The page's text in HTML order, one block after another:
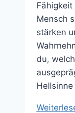
Mensch
stärken
du,